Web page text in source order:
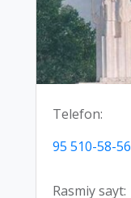
Telefon:
95 510-58-56
Rasmiy sayt: